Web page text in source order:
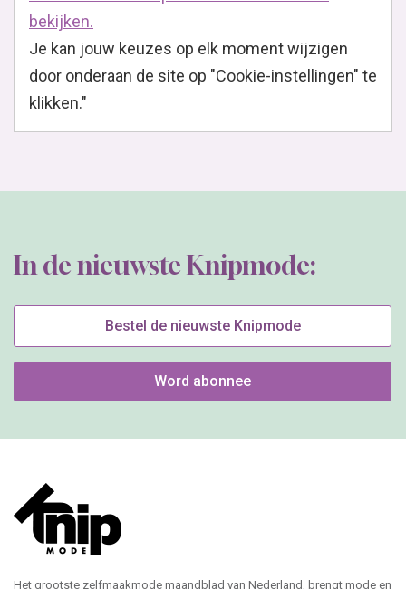
bekijken.
Je kan jouw keuzes op elk moment wijzigen
door onderaan de site op "Cookie-instellingen" te
klikken."
In de nieuwste Knipmode:
Bestel de nieuwste Knipmode
Word abonnee
Het grootste zelfmaakmode maandblad van Nederland, brengt mode en